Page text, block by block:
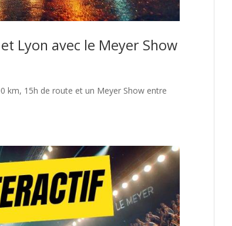
Lyon avec le Meyer Show
km, 15h de route et un Meyer Show entre